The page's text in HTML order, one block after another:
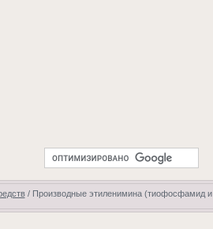
/ Производные этиленимина (тиофосфамид и